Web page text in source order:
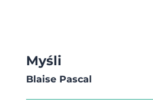
Myśli
Blaise Pascal